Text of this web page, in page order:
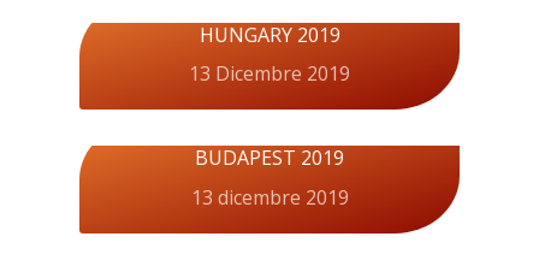
HUNGARY 2019
13 Dicembre 2019
BUDAPEST 2019
13 dicembre 2019